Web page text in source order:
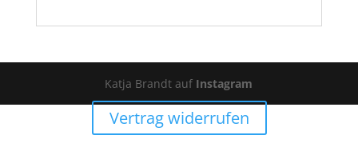
Katja Brandt auf Instagram
Vertrag widerrufen